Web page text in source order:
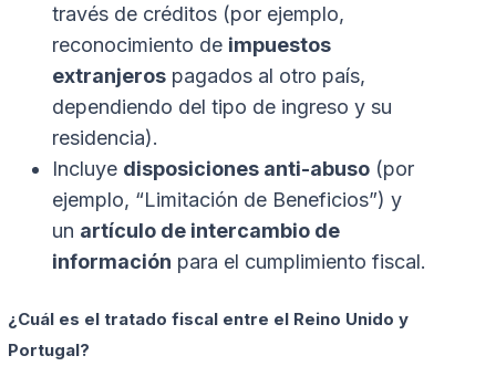
través de créditos (por ejemplo,
reconocimiento de impuestos
extranjeros pagados al otro país,
dependiendo del tipo de ingreso y su
residencia).
Incluye disposiciones anti-abuso (por
ejemplo, “Limitación de Beneficios”) y
un artículo de intercambio de
información para el cumplimiento fiscal.
¿Cuál es el tratado fiscal entre el Reino Unido y
Portugal?